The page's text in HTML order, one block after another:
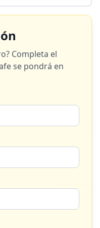
Completa el
se pondrá en